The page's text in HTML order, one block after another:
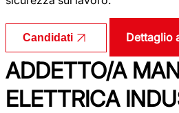
Candidati Dettaglio
ADDETTO/A
ELETTRICA